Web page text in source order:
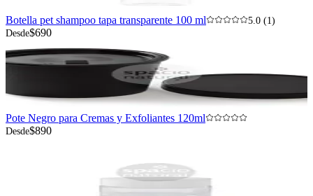
Botella pet shampoo tapa transparente 100 ml
5.0 (1)
Desde$690
Pote Negro para Cremas y Exfoliantes 120ml
Desde$890